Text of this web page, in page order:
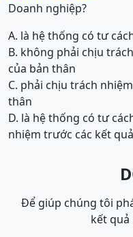
Doanh nghiệp?
A. là hệ thống có tư
B. không phải chịu
của bản thân
C. phải chịu trách
thân
D. là hệ thống có tư
nhiệm trước các kết
Để giúp chúng tôi
kết quả